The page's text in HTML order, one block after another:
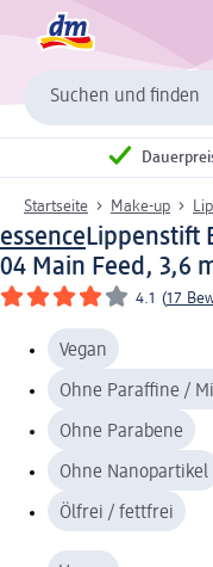
Suchen und finden
Startseite Make-up
essenceLippenstift
04 Main Feed, 3,6
4.1 (17
Vegan
Ohne Paraffine /
Ohne Parabene
Ohne Nanopartikel
Ölfrei / fettfrei